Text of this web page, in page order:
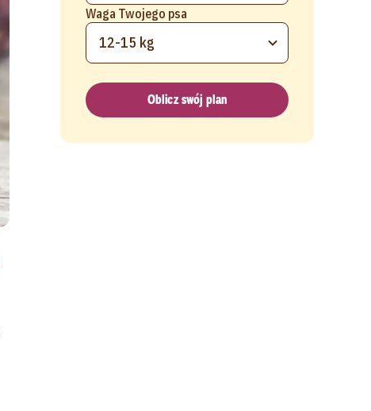
Waga Twojego psa
12-15 kg
Oblicz swój plan